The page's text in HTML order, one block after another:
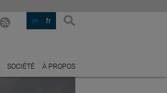
en fr
SOCIÉTÉ À PROPOS